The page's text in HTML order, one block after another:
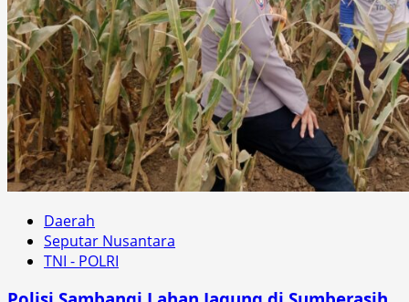
Daerah
Seputar Nusantara
TNI - POLRI